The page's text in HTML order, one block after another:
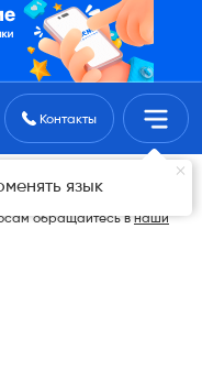
туровКонтакты
язык
в 2026 году
Экскурсионные
обращайтесь внаши